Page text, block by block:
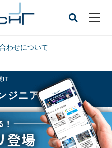
わせについて
IT
ジニア
登場、Proで「Deep Research」可